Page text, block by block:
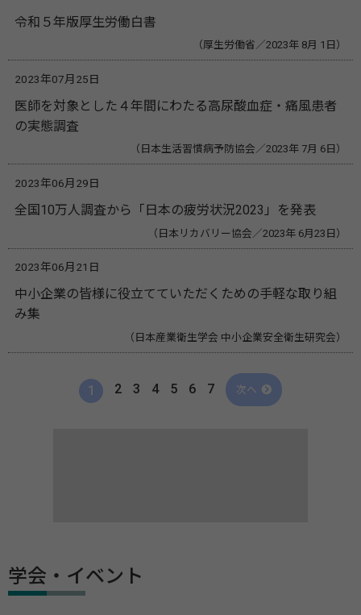
令和５年版厚生労働白書
（厚生労働省／2023年 8月 1日）
2023年07月25日
医師を対象とした４年間にわたる高尿酸血症・痛風患者
の実態調査
（日本生活習慣病予防協会／2023年 7月 6日）
2023年06月29日
全国10万人調査から「日本の疲労状況2023」を発表
（日本リカバリー協会／2023年 6月23日）
2023年06月21日
中小企業の皆様に役立てていただくための手軽な取り組
み集
（日本産業衛生学会 中小企業安全衛生研究会）
1 2 3 4 5 6 7 次へ
学会・イベント